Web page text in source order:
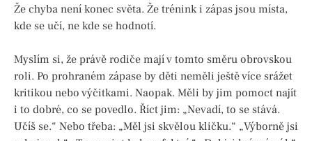
Že chyba není konec světa. Že trénink i zápas jsou místa,
kde se učí, ne kde se hodnotí.
Myslím si, že právě rodiče mají v tomto směru obrovskou
roli. Po prohraném zápase by děti neměli ještě více srážet
kritikou nebo výčitkami. Naopak. Měli by jim pomoct najít
i to dobré, co se povedlo. Říct jim: „Nevadí, to se stává.
Učíš se.“ Nebo třeba: „Měl jsi skvělou kličku.“ „Výborně jsi